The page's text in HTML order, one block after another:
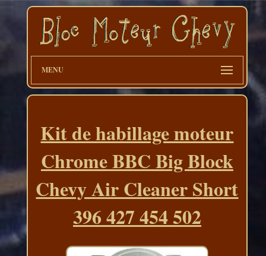
MENU
Kit de habillage moteur
Chrome BBC Big Block
Chevy Air Cleaner Short
396 427 454 502